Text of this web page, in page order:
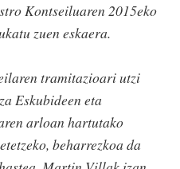
Kontseiluaren 2015eko
zuen eskaera.
tramitazioari utzi
Eskubideen eta
arloan hartutako
beharrezkoa da